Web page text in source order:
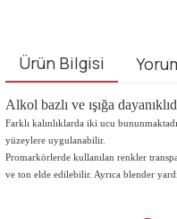
Ürün Bilgisi
Alkol bazlı ve ışığa
Farklı kalınlıklarda iki ucu
yüzeylere uygulanabilir.
Promarkörlerde kullanılan renkler
ve ton elde edilebilir. Ayrıca blender